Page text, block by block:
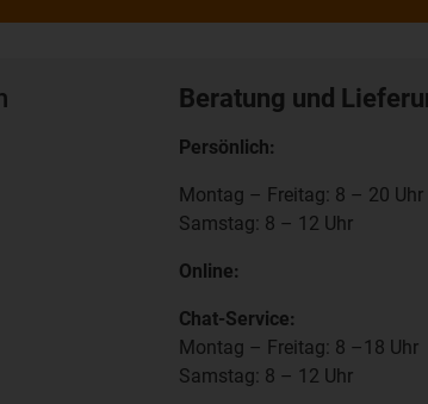
Beratung und
Persönlich:
Montag – Freitag: 8 – 20 Uhr
Samstag: 8 – 12 Uhr
Online:
Chat-Service:
Montag – Freitag: 8 –18 Uhr
Samstag: 8 – 12 Uhr